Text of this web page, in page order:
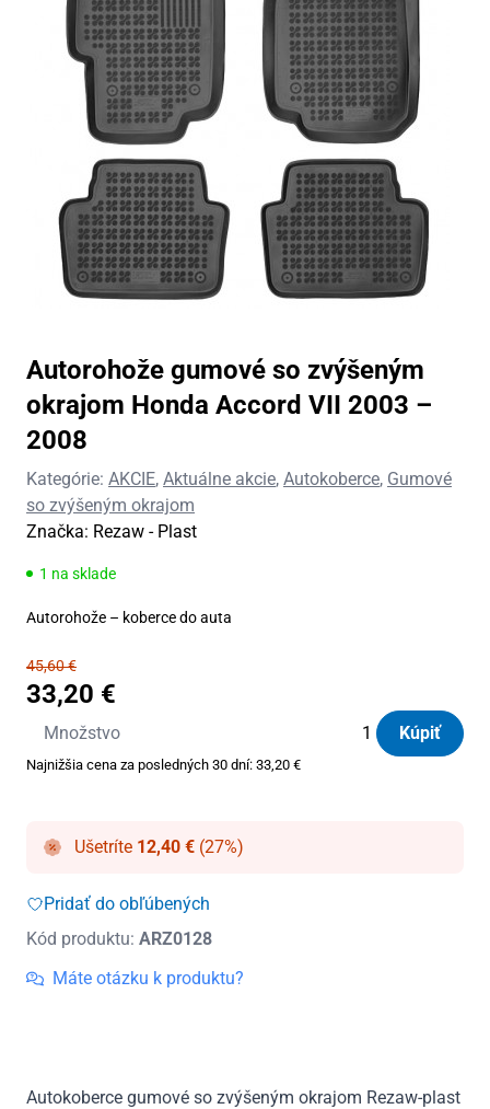
Autorohože gumové so zvýšeným
okrajom Honda Accord VII 2003 –
2008
Kategórie: AKCIE, Aktuálne akcie, Autokoberce, Gumové
so zvýšeným okrajom
Značka: Rezaw - Plast
1 na sklade
Autorohože – koberce do auta
45,60€
33,20 €
Množstvo
množstvo
Autorohože
zvýšeným
okrajom
Accord
VII
2003
Kúpiť
Najnižšia cena za posledných 30 dní: 33,20 €
Ušetríte 12,40 € (27%)
Pridať do obľúbených
Kód produktu: ARZ0128
Máte otázku k produktu?
Autokoberce gumové so zvýšeným okrajom Rezaw-plast